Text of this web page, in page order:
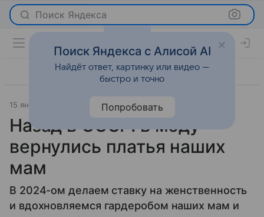
Поиск Яндекса
15 января 2024
Назад в СССР: в моду
вернулись платья наших
мам
В 2024-ом делаем ставку на женственность
и вдохновляемся гардеробом наших мам и
Поиск Яндекса с Алисой AI
Найдёт ответ, картинку или видео —
быстро и точно
Попробовать